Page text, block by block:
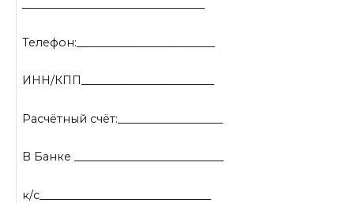
Телефон:_________________________
ИНН/КПП________________________
Расчётный счёт:___________________
В Банке ___________________________
к/с_______________________________